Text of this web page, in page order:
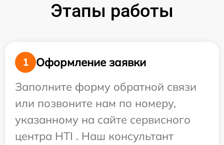
Этапы работы
1
Оформление заявки
Заполните форму обратной связи
или позвоните нам по номеру,
указанному на сайте сервисного
центра HTI . Наш консультант